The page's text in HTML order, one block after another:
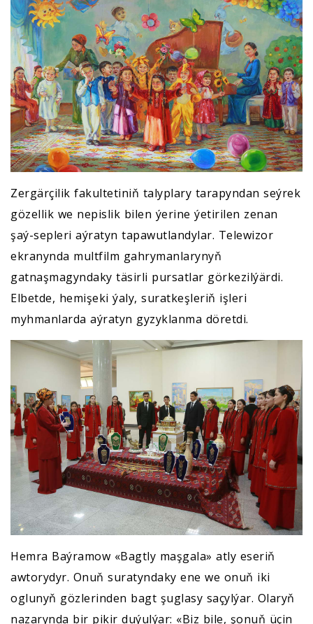
Zergärçilik fakultetiniň talyplary tarapyndan seýrek
gözellik we nepislik bilen ýerine ýetirilen zenan
şaý-sepleri aýratyn tapawutlandylar. Telewizor
ekranynda multfilm gahrymanlarynyň
gatnaşmagyndaky täsirli pursatlar görkezilýärdi.
Elbetde, hemişeki ýaly, suratkeşleriň işleri
myhmanlarda aýratyn gyzyklanma döretdi.
Hemra Baýramow «Bagtly maşgala» atly eseriň
awtorydyr. Onuň suratyndaky ene we onuň iki
oglunyň gözlerinden bagt şuglasy saçylýar. Olaryň
nazarynda bir pikir duýulýar: «Biz bile, şonuň üçin